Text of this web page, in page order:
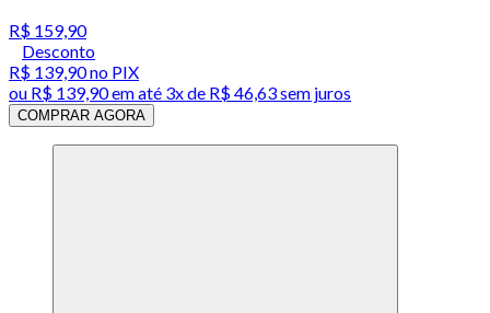
R$ 159,90
Desconto
R$ 139,90no PIX
ou R$ 139,90em até 3x de R$ 46,63 sem juros
COMPRAR AGORA